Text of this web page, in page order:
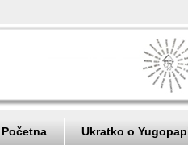
Početna Ukratko o